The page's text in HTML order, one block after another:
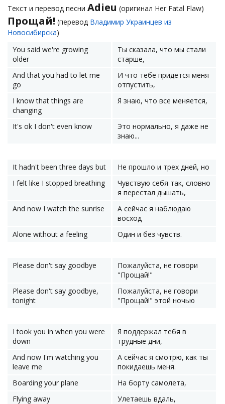
Текст и перевод песни Adieu (оригинал Her Fatal Flaw)
Прощай! (перевод Владимир Украинцев из
Новосибирска)
You said we're growing
older
Ты сказала, что мы стали
старше,
And that you had to let me
go
И что тебе придется меня
отпустить,
I know that things are
changing
Я знаю, что все меняется,
It's ok I don't even know
Это нормально, я даже не
знаю...
It hadn't been three days but
Не прошло и трех дней, но
I felt like I stopped breathing
Чувствую себя так, словно
я перестал дышать,
And now I watch the sunrise
А сейчас я наблюдаю
восход
Alone without a feeling
Один и без чувств.
Please don't say goodbye
Пожалуйста, не говори
"Прощай!"
Please don't say goodbye,
tonight
Пожалуйста, не говори
"Прощай!" этой ночью
I took you in when you were
down
Я поддержал тебя в
трудные дни,
And now I'm watching you
leave me
А сейчас я смотрю, как ты
покидаешь меня.
Boarding your plane
На борту самолета,
Flying away
Улетаешь вдаль,